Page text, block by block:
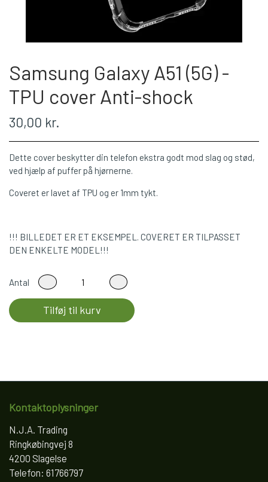
Samsung Galaxy A51 (5G) -
TPU cover Anti-shock
30,00 kr.
Dette cover beskytter din telefon ekstra godt mod slag og stød,
ved hjælp af puffer på hjørnerne.
Coveret er lavet af TPU og er 1mm tykt.
!!! BILLEDET ER ET EKSEMPEL. COVERET ER TILPASSET
DEN ENKELTE MODEL!!!
Antal
Tilføj til kurv
Kontaktoplysninger
N.J.A. Trading
Ringkøbingvej 8
4200 Slagelse
Telefon: 61766797